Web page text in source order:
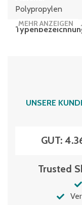
Polypropylen
MEHR ANZEIGEN
UNSERE
GUT:
Trusted